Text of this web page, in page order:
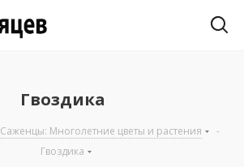
Гвоздика
Саженцы: Многолетние цветы и растения
-
Гвоздика